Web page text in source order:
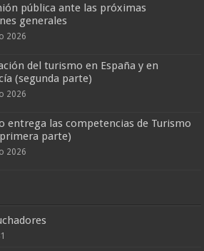
pública ante las próximas
generales
2026
del turismo en España y en
(segunda parte)
2026
entrega las competencias de Turismo
parte)
2026